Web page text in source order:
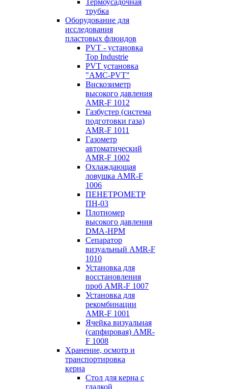
Термоусадочная
трубка
Оборудование для
исследования
пластовых флюидов
PVT - установка
Top Industrie
PVT установка
"AMC-PVT"
Вискозиметр
высокого давления
AMR-F 1012
Газбустер (система
подготовки газа)
AMR-F 1011
Газометр
автоматический
AMR-F 1002
Охлаждающая
ловушка AMR-F
1006
ПЕНЕТРОМЕТР
ПН-03
Плотномер
высокого давления
DMA-HPM
Сепаратор
визуальный AMR-F
1010
Установка для
восстановления
проб AMR-F 1007
Установка для
рекомбинации
AMR-F 1001
Ячейка визуальная
(сапфировая) AMR-
F 1008
Хранение, осмотр и
транспортировка
керна
Стол для керна с
гладкой